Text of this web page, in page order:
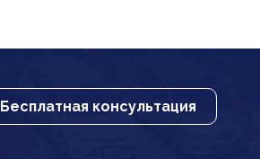
Бесплатная консультация